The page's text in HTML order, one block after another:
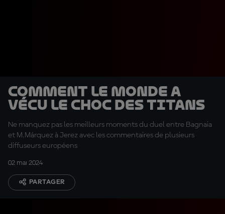
Comment le monde a
vécu le choc des titans
Ne manquez pas les meilleurs moments du duel entre Bagnaia
et M.Márquez à Jerez avec les commentaires de plusieurs
diffuseurs européens
02 mai 2024
PARTAGER